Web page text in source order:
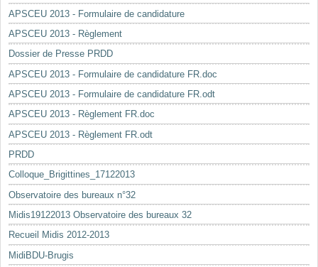
APSCEU 2013 - Formulaire de candidature
APSCEU 2013 - Règlement
Dossier de Presse PRDD
APSCEU 2013 - Formulaire de candidature FR.doc
APSCEU 2013 - Formulaire de candidature FR.odt
APSCEU 2013 - Règlement FR.doc
APSCEU 2013 - Règlement FR.odt
PRDD
Colloque_Brigittines_17122013
Observatoire des bureaux n°32
Midis19122013 Observatoire des bureaux 32
Recueil Midis 2012-2013
MidiBDU-Brugis